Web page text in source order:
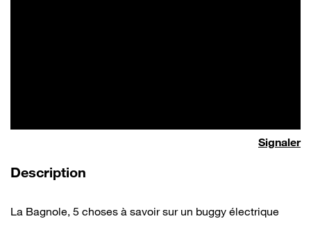
Signaler
Description
La Bagnole, 5 choses à savoir sur un buggy électrique